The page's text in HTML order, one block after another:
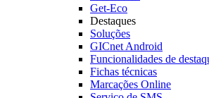
Get-Eco
Destaques
Soluções
GICnet Android
Funcionalidades de
Fichas técnicas
Marcações Online